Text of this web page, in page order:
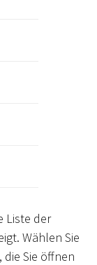
Liste der
Wählen Sie
Sie öffnen